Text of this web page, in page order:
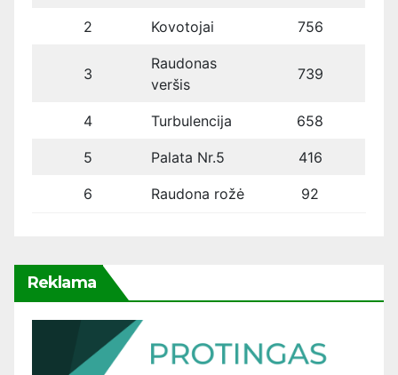
2 Kovotojai 756
3
Raudonas
veršis
739
4 Turbulencija 658
5 Palata Nr.5 416
6 Raudona rožė 92
Reklama